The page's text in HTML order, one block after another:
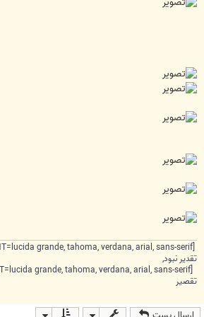
تقدیر نبود,
تقصیر